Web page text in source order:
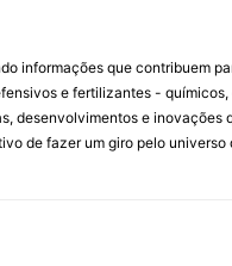
informações que contribuem
e fertilizantes -
desenvolvimentos e inovações
de fazer um giro pelo